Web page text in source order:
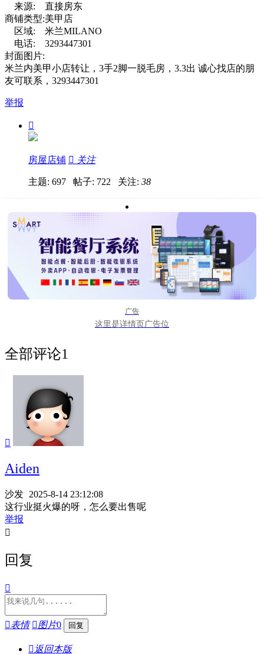
来源:
直接房东
商铺类型:美甲店
区域:
米兰MILANO
电话:
3293447301
封面图片:
米兰内美甲小店转让，3手2脚一脱毛房，3.3出 诚心找店的朋
友可联系，3293447301
举报

房屋店铺  关注
主题: 697 帖子: 722 关注: 38
广告
这里是详情页广告位
全部评论1

Aiden
沙发 2025-8-14 23:12:08
这行业挺火爆的呀，怎么要出售呢
举报

回复

表情 图片0
 返回本版